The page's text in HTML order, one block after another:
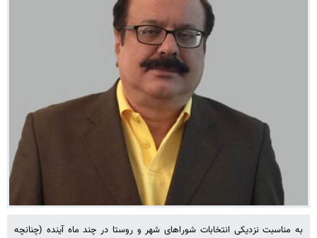
به مناسبت نزدیکی انتخابات شوراهای شهر و روستا در چند ماه آینده (چنانچه